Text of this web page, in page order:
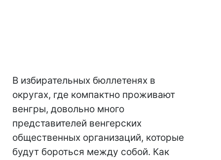
В избирательных бюллетенях в
округах, где компактно проживают
венгры, довольно много
представителей венгерских
общественных организаций, которые
будут бороться между собой. Как